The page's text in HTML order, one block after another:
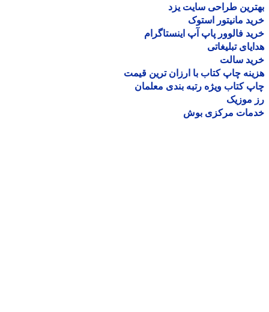
طراحی سایت یزد
مانیتور استوک
فالوور پاپ آپ اینستاگرام
تبلیغاتی
سالت
چاپ کتاب با ارزان ترین قیمت
کتاب ویژه رتبه بندی معلمان
موزیک
مرکزی بوش